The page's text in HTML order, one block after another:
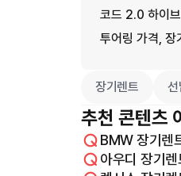
코드 2.0 하이
투어링 가격, 장
장기렌트
추천 콘텐츠
BMW 장기렌
아우디 장기